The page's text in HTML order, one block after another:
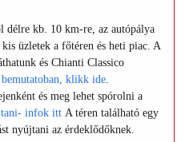
délre kb. 10 km-re, az autópálya
üzletek a főtéren és heti piac. A
és Chianti Classico
bemutatoban, klikk ide
és meg lehet spórolni a
infok itt A téren található egy
nyújtani az érdeklődőknek.